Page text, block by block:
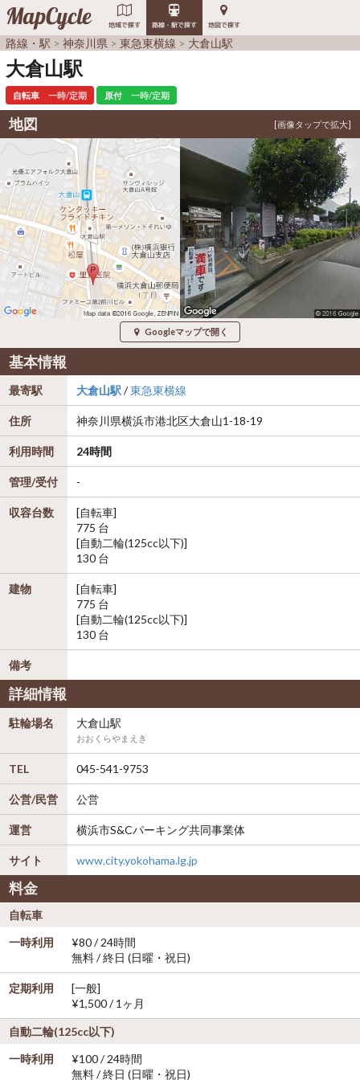
MapCycle 地域で探す 路線・駅で探す 地図で探す
路線・駅 神奈川県 東急東横線 大倉山駅
大倉山駅
自転車 一時/定期 原付 一時/定期
地図
Googleマップで開く
基本情報
最寄駅 大倉山駅 /東急東横線
住所 神奈川県横浜市港北区大倉山1-18-19
利用時間 24時間
管理/受付 -
収容台数
[自転車]
775 台
[自動二輪(125cc以下)]
130 台
建物
[自転車]
775 台
[自動二輪(125cc以下)]
130 台
備考
詳細情報
駐輪場名 大倉山駅
おおくらやまえき
TEL 045-541-9753
公営/民営 公営
運営 横浜市S&Cパーキング共同事業体
サイト www.city.yokohama.lg.jp
料金
自転車
一時利用
¥80 / 24時間
無料 / 終日 (日曜・祝日)
定期利用
[一般]
¥1,500 / 1ヶ月
自動二輪(125cc以下)
一時利用
¥100 / 24時間
無料 / 終日 (日曜・祝日)